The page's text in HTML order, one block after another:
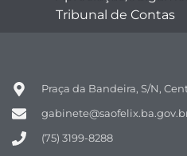
Tribunal de Contas
Praça da Bandeira, S/N,
(75) 3199-8288